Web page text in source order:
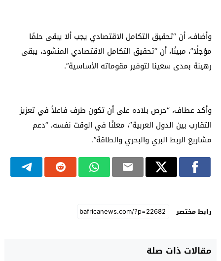
وأضاف، أن “تحقيق التكامل الاقتصادي يجب ألا يبقى حلمًا
مؤجلًا”، مبينًا، أن “تحقيق التكامل الاقتصادي المنشود، يبقى
رهينة بمدى سعينا لتوفير مقوماته الأساسية”.
وأكد عطاف، “حرص بلاده على أن تكون طرف فاعلاً في تعزيز
التقارب بين الدول العربية”، معلنًا في الوقت نفسه، “دعم
مشاريع الربط البري والبحري والطاقة”.
رابط مختصر
مقالات ذات صلة